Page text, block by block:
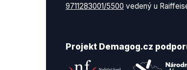
9711283001/5500 vedený u
Projekt Demagog.cz